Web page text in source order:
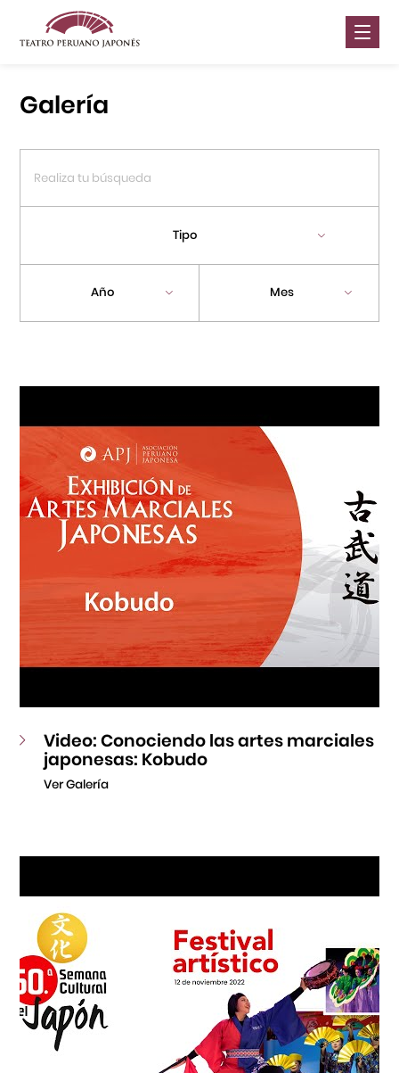
Centro Cultural Peruano Japonés
Teatro Peruano Japonés
Galería
Tipo
Año Mes
Video: Conociendo las artes marciales
japonesas: Kobudo
Ver Galería